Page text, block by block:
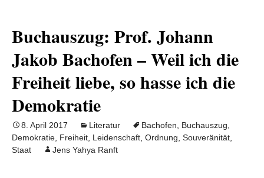
Buchauszug: Prof. Johann
Jakob Bachofen – Weil ich die
Freiheit liebe, so hasse ich die
Demokratie
8. April 2017 Literatur Bachofen Buchauszug
Demokratie Freiheit Leidenschaft Ordnung Souveränität
Staat
Jens Yahya Ranft